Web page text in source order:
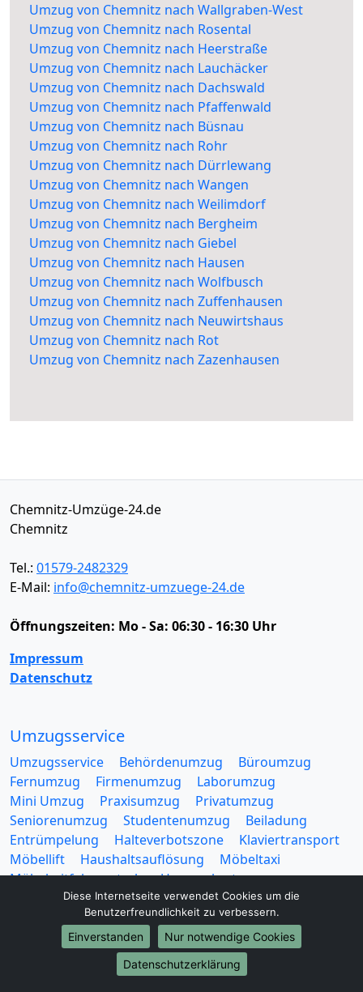
Umzug von Chemnitz nach Wallgraben-West
Umzug von Chemnitz nach Rosental
Umzug von Chemnitz nach Heerstraße
Umzug von Chemnitz nach Lauchäcker
Umzug von Chemnitz nach Dachswald
Umzug von Chemnitz nach Pfaffenwald
Umzug von Chemnitz nach Büsnau
Umzug von Chemnitz nach Rohr
Umzug von Chemnitz nach Dürrlewang
Umzug von Chemnitz nach Wangen
Umzug von Chemnitz nach Weilimdorf
Umzug von Chemnitz nach Bergheim
Umzug von Chemnitz nach Giebel
Umzug von Chemnitz nach Hausen
Umzug von Chemnitz nach Wolfbusch
Umzug von Chemnitz nach Zuffenhausen
Umzug von Chemnitz nach Neuwirtshaus
Umzug von Chemnitz nach Rot
Umzug von Chemnitz nach Zazenhausen
Chemnitz-Umzüge-24.de
Chemnitz
Tel.: 01579-2482329
E-Mail: info@chemnitz-umzuege-24.de
Öffnungszeiten: Mo - Sa: 06:30 - 16:30 Uhr
Impressum
Datenschutz
Umzugsservice
Umzugsservice Behördenumzug
Büroumzug
Fernumzug
Firmenumzug
Laborumzug
Mini Umzug
Praxisumzug
Privatumzug
Seniorenumzug
Studentenumzug
Beiladung
Entrümpelung
Halteverbotszone
Klaviertransport
Möbellift
Haushaltsauflösung
Möbeltaxi
Möbelmitfahrzentrale
Umzugskartons
Europa-Umzüge
Diese Internetseite verwendet Cookies um die
Benutzerfreundlichkeit zu verbessern.
Einverstanden
Nur notwendige Cookies
Datenschutzerklärung